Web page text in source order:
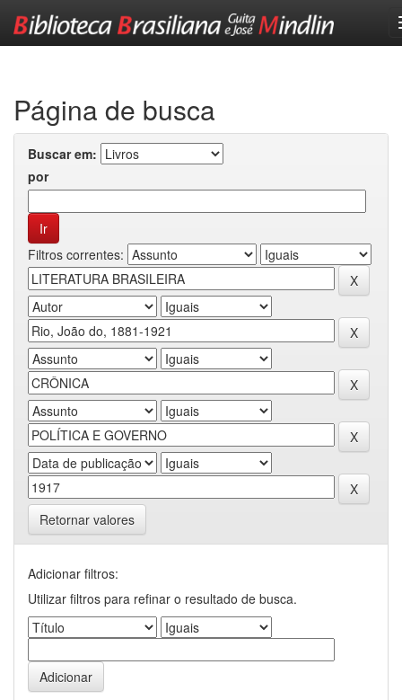
Página de busca
Buscar em:
por
Filtros correntes:
Retornar valores
Adicionar filtros:
Utilizar filtros para refinar o resultado de busca.